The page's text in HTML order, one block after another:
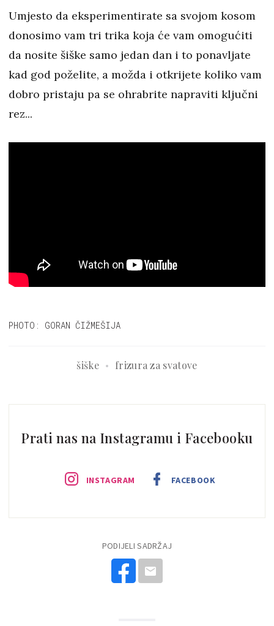
Umjesto da eksperimentirate sa svojom kosom
donosimo vam tri trika koja će vam omogućiti
da nosite šiške samo jedan dan i to ponavljate
kad god poželite, a možda i otkrijete koliko vam
dobro pristaju pa se ohrabrite napraviti ključni
rez...
PHOTO: GORAN ČIŽMEŠIJA
šiške frizura za svatove
Prati nas na Instagramu i Facebooku
INSTAGRAM FACEBOOK
PODIJELI SADRŽAJ